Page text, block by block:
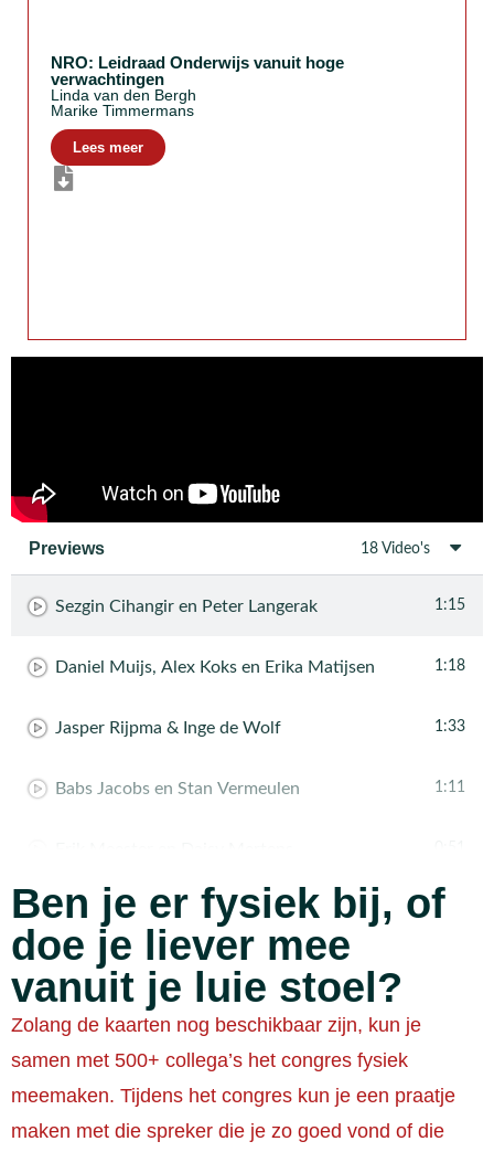
NRO: Leidraad Onderwijs vanuit hoge
verwachtingen
Linda van den Bergh
Marike Timmermans
Lees meer
Previews 18 Video's
Sezgin Cihangir en Peter Langerak 1:15
Daniel Muijs, Alex Koks en Erika Matijsen 1:18
Jasper Rijpma & Inge de Wolf 1:33
Babs Jacobs en Stan Vermeulen 1:11
Christy Tenback
Hilly Drok & Flemming van de Graaf
Jaap Scheerens en Paul Kirschner
Stefanie van Nes en Maarten de Geus 1:16
Ben je er fysiek bij, of
doe je liever mee
vanuit je luie stoel?
Zolang de kaarten nog beschikbaar zijn, kun je
samen met 500+ collega’s het congres fysiek
meemaken. Tijdens het congres kun je een praatje
maken met die spreker die je zo goed vond of die